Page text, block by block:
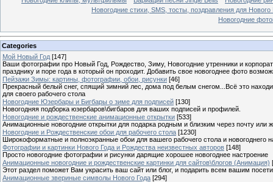
Новогодние стихи, SMS, тосты, поздравления для
Новогодние
Categories
Мой Новый Год [147]
Ваши фотографии про Новый Год, Рождество, Зиму, Новогодние утренники и
празднику и поре года в который он проходит. Добавить свое новогоднее фото
Пейзажи Зимы: картины, фотографии, обои, рисунки [46]
Прекрасный белый снег, спящий зимний лес, дома под белым снегом...Всё это
для своего рабочего стола
Новогодние Юзербары и Бигбары о зиме для подписей [130]
Новогодняя подборка юзербаров\бигбаров для ваших подписей и профилей.
Новогодние и рождественские анимационные открытки [533]
Анимационные новогодние открытки для подарка родным и близким через почту или
Новогодние и Рождественские обои для рабочего стола [1230]
Широкоформатные и полноэкранные обои для вашего рабочего стола и новогоднего
Фотографии и картинки Нового Года и Рождества неизвестных авторов [148]
Просто новогодние фотографии и рисунки дарящие хорошее новогоднее настроение
Анимационные новогодние и рождественские картинки для сайтов\блогов (Анимация)
Этот раздел поможет Вам украсить ваш сайт или блог, и подарить всем вашим
Анимационные звериные символы Нового Года [294]